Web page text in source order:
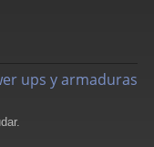
ups y armaduras